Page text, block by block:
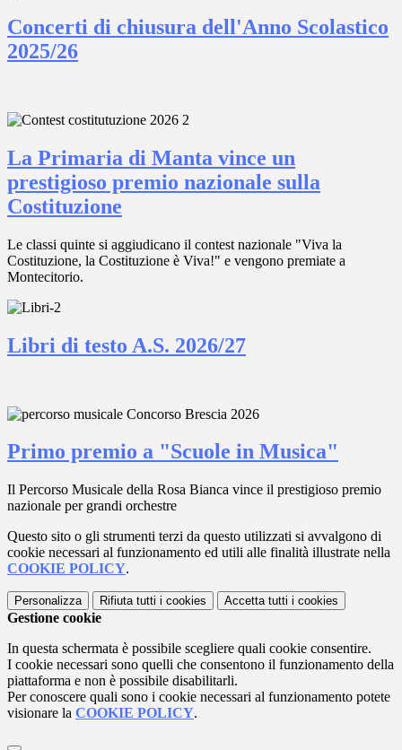
Concerti di chiusura dell'Anno Scolastico
2025/26
La Primaria di Manta vince un
prestigioso premio nazionale sulla
Costituzione
Le classi quinte si aggiudicano il contest nazionale "Viva la
Costituzione, la Costituzione è Viva!" e vengono premiate a
Montecitorio.
Libri di testo A.S. 2026/27
Primo premio a "Scuole in Musica"
Il Percorso Musicale della Rosa Bianca vince il prestigioso premio
nazionale per grandi orchestre
Questo sito o gli strumenti terzi da questo utilizzati si avvalgono di
cookie necessari al funzionamento ed utili alle finalità illustrate nella
COOKIE POLICY.
Personalizza Rifiuta tutti i cookies Accetta tutti i cookies
Gestione cookie
In questa schermata è possibile scegliere quali cookie consentire.
I cookie necessari sono quelli che consentono il funzionamento della
piattaforma e non è possibile disabilitarli.
Per conoscere quali sono i cookie necessari al funzionamento potete
visionare la COOKIE POLICY.